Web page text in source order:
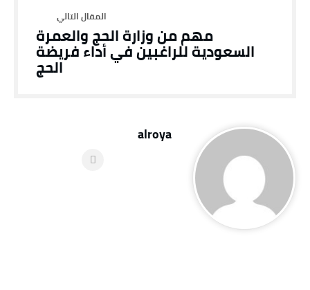
مهم من وزارة الحج والعمرة
السعودية للراغبين في أداء فريضة
الحج
alroya